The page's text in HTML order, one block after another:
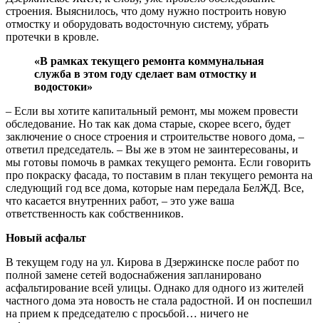
строения. Выяснилось, что дому нужно построить новую
отмостку и оборудовать водосточную систему, убрать
протечки в кровле.
«В рамках текущего ремонта коммунальная
служба в этом году сделает вам отмостку и
водостоки»
– Если вы хотите капитальный ремонт, мы можем провести
обследование. Но так как дома старые, cкорее всего, будет
заключение о сносе строения и строительстве нового дома, –
ответил председатель. – Вы же в этом не заинтересованы, и
мы готовы помочь в рамках текущего ремонта. Если говорить
про покраску фасада, то поставим в план текущего ремонта на
следующий год все дома, которые нам передала БелЖД. Все,
что касается внутренних работ, – это уже ваша
ответственность как собственников.
Новый асфальт
В текущем году на ул. Кирова в Дзержинске после работ по
полной замене сетей водоснабжения запланировано
асфальтирование всей улицы. Однако для одного из жителей
частного дома эта новость не стала радостной. И он поспешил
на прием к председателю с просьбой… ничего не